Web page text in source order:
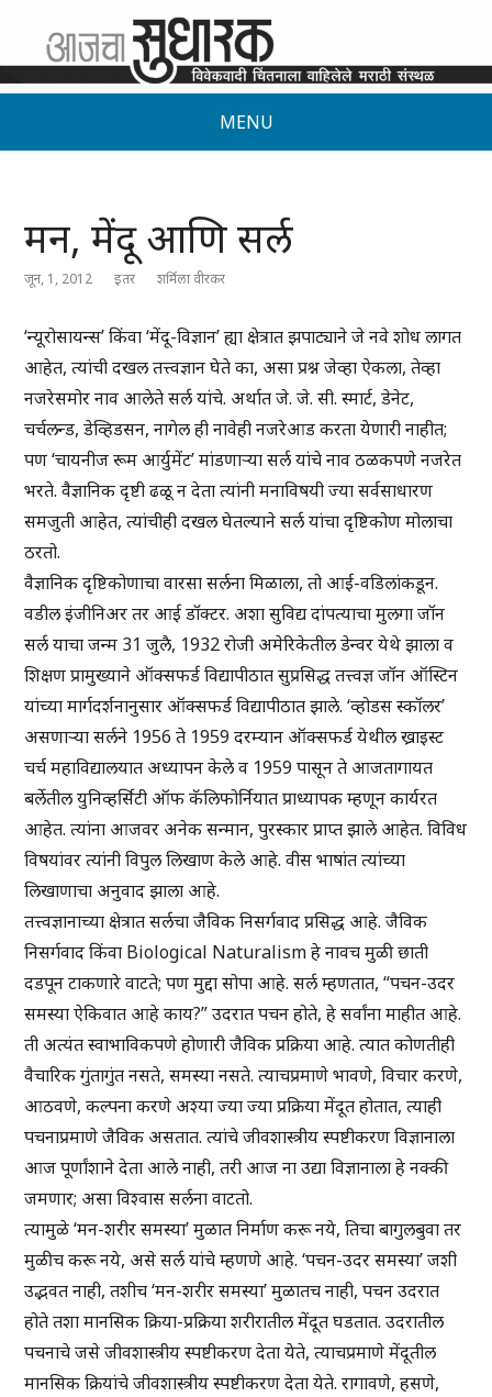
MENU
मन, मेंदू आणि सर्ल
जून, 1, 2012 इतर शर्मिला वीरकर
‘न्यूरोसायन्स’ किंवा ‘मेंदू-विज्ञान’ ह्या क्षेत्रात झपाट्याने जे नवे शोध लागत
आहेत, त्यांची दखल तत्त्वज्ञान घेते का, असा प्रश्न जेव्हा ऐकला, तेव्हा
नजरेसमोर नाव आलेते सर्ल यांचे. अर्थात जे. जे. सी. स्मार्ट, डेनेट,
चर्चलन्ड, डेव्हिडसन, नागेल ही नावेही नजरेआड करता येणारी नाहीत;
पण ‘चायनीज रूम आर्युमेंट’ मांडणाऱ्या सर्ल यांचे नाव ठळकपणे नजरेत
भरते. वैज्ञानिक दृष्टी ढळू न देता त्यांनी मनाविषयी ज्या सर्वसाधारण
समजुती आहेत, त्यांचीही दखल घेतल्याने सर्ल यांचा दृष्टिकोण मोलाचा
ठरतो.
वैज्ञानिक दृष्टिकोणाचा वारसा सर्लना मिळाला, तो आई-वडिलांकडून.
वडील इंजीनिअर तर आई डॉक्टर. अशा सुविद्य दांपत्याचा मुलगा जॉन
सर्ल याचा जन्म 31 जुलै, 1932 रोजी अमेरिकेतील डेन्वर येथे झाला व
शिक्षण प्रामुख्याने ऑक्सफर्ड विद्यापीठात सुप्रसिद्ध तत्त्वज्ञ जॉन ऑस्टिन
यांच्या मार्गदर्शनानुसार ऑक्सफर्ड विद्यापीठात झाले. ‘व्होडस स्कॉलर’
असणाऱ्या सर्लने 1956 ते 1959 दरम्यान ऑक्सफर्ड येथील ख्राइस्ट
चर्च महाविद्यालयात अध्यापन केले व 1959 पासून ते आजतागायत
बर्लेतील युनिव्हर्सिटी ऑफ कॅलिफोर्नियात प्राध्यापक म्हणून कार्यरत
आहेत. त्यांना आजवर अनेक सन्मान, पुरस्कार प्राप्त झाले आहेत. विविध
विषयांवर त्यांनी विपुल लिखाण केले आहे. वीस भाषांत त्यांच्या
लिखाणाचा अनुवाद झाला आहे.
तत्त्वज्ञानाच्या क्षेत्रात सर्लचा जैविक निसर्गवाद प्रसिद्ध आहे. जैविक
निसर्गवाद किंवा Biological Naturalism हे नावच मुळी छाती
दडपून टाकणारे वाटते; पण मुद्दा सोपा आहे. सर्ल म्हणतात, “पचन-उदर
समस्या ऐकिवात आहे काय?” उदरात पचन होते, हे सर्वांना माहीत आहे.
ती अत्यंत स्वाभाविकपणे होणारी जैविक प्रक्रिया आहे. त्यात कोणतीही
वैचारिक गुंतागुंत नसते, समस्या नसते. त्याचप्रमाणे भावणे, विचार करणे,
आठवणे, कल्पना करणे अश्या ज्या ज्या प्रक्रिया मेंदूत होतात, त्याही
पचनाप्रमाणे जैविक असतात. त्यांचे जीवशास्त्रीय स्पष्टीकरण विज्ञानाला
आज पूर्णांशाने देता आले नाही, तरी आज ना उद्या विज्ञानाला हे नक्की
जमणार; असा विश्वास सर्लना वाटतो.
त्यामुळे ‘मन-शरीर समस्या’ मुळात निर्माण करू नये, तिचा बागुलबुवा तर
मुळीच करू नये, असे सर्ल यांचे म्हणणे आहे. ‘पचन-उदर समस्या’ जशी
उद्भवत नाही, तशीच ‘मन-शरीर समस्या’ मुळातच नाही, पचन उदरात
होते तशा मानसिक क्रिया-प्रक्रिया शरीरातील मेंदूत घडतात. उदरातील
पचनाचे जसे जीवशास्त्रीय स्पष्टीकरण देता येते, त्याचप्रमाणे मेंदूतील
मानसिक क्रियांचे जीवशास्त्रीय स्पष्टीकरण देता येते. रागावणे, हसणे,